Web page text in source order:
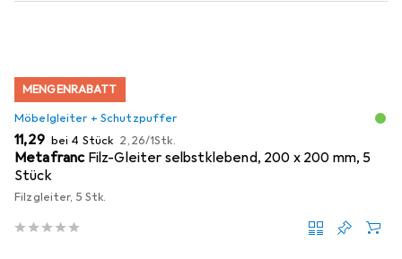
MENGENRABATT
Möbelgleiter + Schutzpuffer
EUR
11,29 bei 4 Stück EUR
2,26/1Stk.
Metafranc Filz-Gleiter selbstklebend, 200 x 200 mm, 5
Stück
Filzgleiter, 5 Stk.